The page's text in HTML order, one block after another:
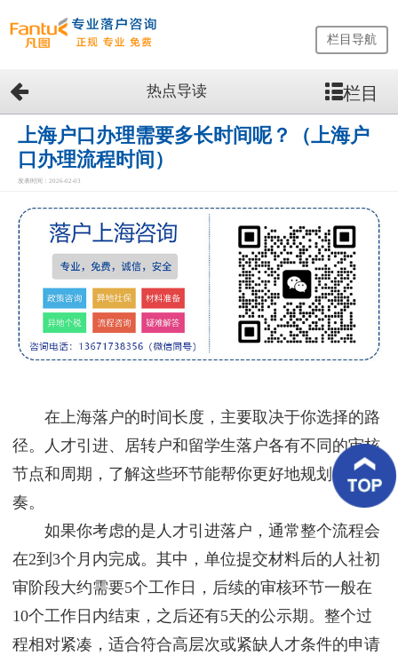
网
站
首
页
留
生
务
优
案
客
新
闻
资
讯
栏目导航
热点导读 栏目
上海户口办理需要多长时间呢？（上海户
口办理流程时间）
发表时间：2026-02-03
在上海落户的时间长度，主要取决于你选择的路
径。人才引进、居转户和留学生落户各有不同的审核
节点和周期，了解这些环节能帮你更好地规划申请节
奏。
如果你考虑的是人才引进落户，通常整个流程会
在2到3个月内完成。其中，单位提交材料后的人社初
审阶段大约需要5个工作日，后续的审核环节一般在
10个工作日内结束，之后还有5天的公示期。整个过
程相对紧凑，适合符合高层次或紧缺人才条件的申请